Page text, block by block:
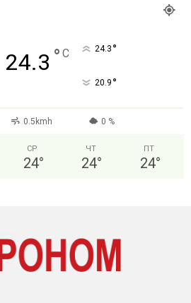
24.3 ° C 24.3 °
20.9 °
0.5kmh 0 %
СР
24°
ЧТ
24°
ПТ
24°